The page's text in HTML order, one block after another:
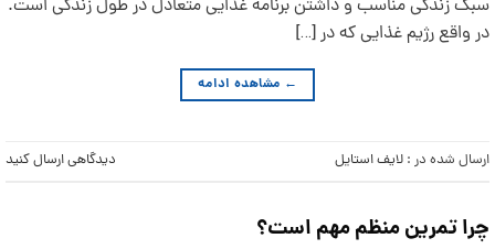
سبک زندگی مناسب و داشتن برنامه غذایی متعادل در طول زندگی است.
در واقع رژیم غذایی که در […]
← مشاهده ادامه
ارسال شده در : لایف استایل دیدگاهی ارسال کنید
چرا تمرین منظم مهم است؟